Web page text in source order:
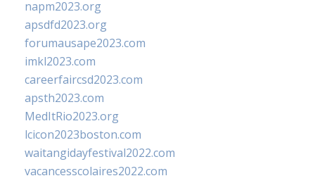
napm2023.org
apsdfd2023.org
forumausape2023.com
imkl2023.com
careerfaircsd2023.com
apsth2023.com
MedItRio2023.org
lcicon2023boston.com
waitangidayfestival2022.com
vacancesscolaires2022.com